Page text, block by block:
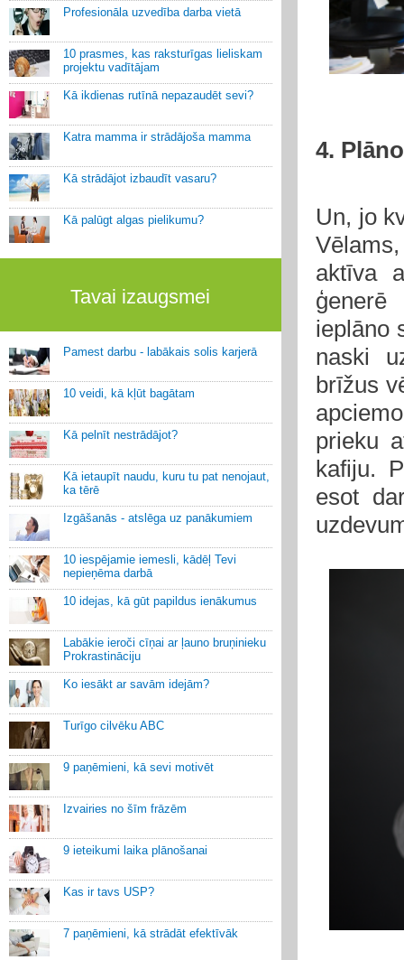
Profesionāla uzvedība darba vietā
10 prasmes, kas raksturīgas lieliskam
projektu vadītājam
Kā ikdienas rutīnā nepazaudēt sevi?
Katra mamma ir strādājoša mamma
Kā strādājot izbaudīt vasaru?
Kā palūgt algas pielikumu?
Tavai izaugsmei
Pamest darbu - labākais solis karjerā
10 veidi, kā kļūt bagātam
Kā pelnīt nestrādājot?
Kā ietaupīt naudu, kuru tu pat nenojaut,
ka tērē
Izgāšanās - atslēga uz panākumiem
10 iespējamie iemesli, kādēļ Tevi
nepieņēma darbā
10 idejas, kā gūt papildus ienākumus
Labākie ieroči cīņai ar ļauno bruņinieku
Prokrastināciju
Ko iesākt ar savām idejām?
Turīgo cilvēku ABC
9 paņēmieni, kā sevi motivēt
Izvairies no šīm frāzēm
9 ieteikumi laika plānošanai
Kas ir tavs USP?
7 paņēmieni, kā strādāt efektīvāk
4.
Un, jo
aktīva
ieplāno
naski
brīžus
prieku
kafiju.
esot